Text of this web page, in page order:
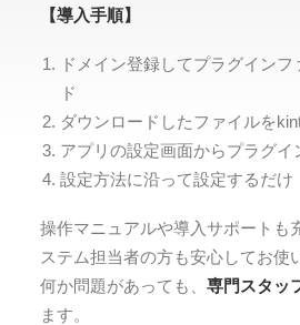
【導入手順】
ドメイン登録してプラグイン
ド
ダウンロードしたファイルを
アプリの設定画面からプラグイ
設定方法に沿って設定するだけ
操作マニュアルや導入サポートも
ステム担当者の方も安心してお使
何か問題があっても、 専門スタッ
ます。